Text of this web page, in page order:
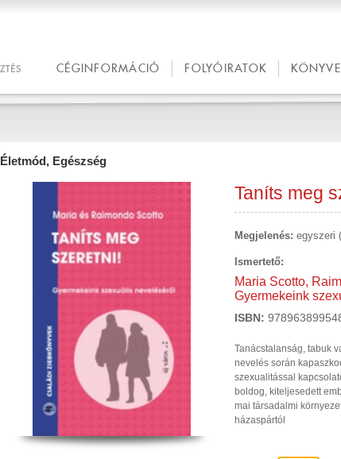
CÉGINFORMÁCIÓ FOLYÓIRATOK
Életmód, Egészség
Taníts meg
Megjelenés: egyszeri
Ismertető:
Maria Scotto,
Gyermekeink
ISBN:
Tanácstalanság, tabuk
nevelés során
szexualitással
boldog, kiteljesedett
mai társadalmi
házaspártól